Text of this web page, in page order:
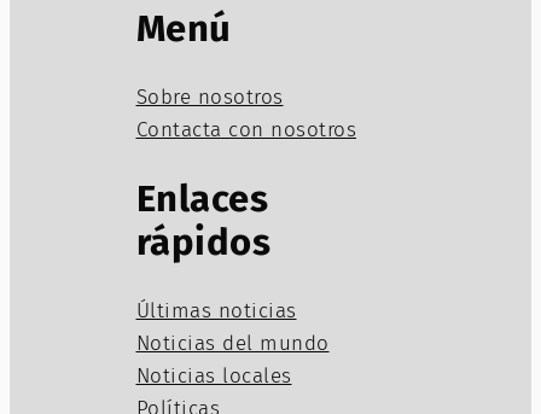
Menú
Sobre nosotros
Contacta con nosotros
Enlaces
rápidos
Últimas noticias
Noticias del mundo
Noticias locales
Políticas